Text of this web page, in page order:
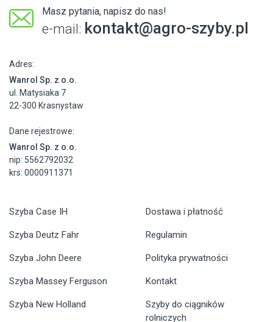
Masz pytania, napisz do nas!
e-mail: kontakt@agro-szyby.pl
Adres:
Wanrol Sp. z o.o.
ul. Matysiaka 7
22-300 Krasnystaw
Dane rejestrowe:
Wanrol Sp. z o.o.
nip: 5562792032
krs: 0000911371
Szyba Case IH
Szyba Deutz Fahr
Szyba John Deere
Szyba Massey Ferguson
Szyba New Holland
Dostawa i płatność
Regulamin
Polityka prywatności
Kontakt
Szyby do ciągników
rolniczych